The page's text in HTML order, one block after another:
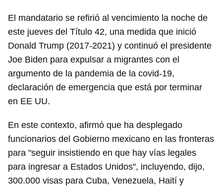
El mandatario se refirió al vencimiento la noche de
este jueves del Título 42, una medida que inició
Donald Trump (2017-2021) y continuó el presidente
Joe Biden para expulsar a migrantes con el
argumento de la pandemia de la covid-19,
declaración de emergencia que está por terminar
en EE UU.
En este contexto, afirmó que ha desplegado
funcionarios del Gobierno mexicano en las fronteras
para "seguir insistiendo en que hay vías legales
para ingresar a Estados Unidos", incluyendo, dijo,
300.000 visas para Cuba, Venezuela, Haití y